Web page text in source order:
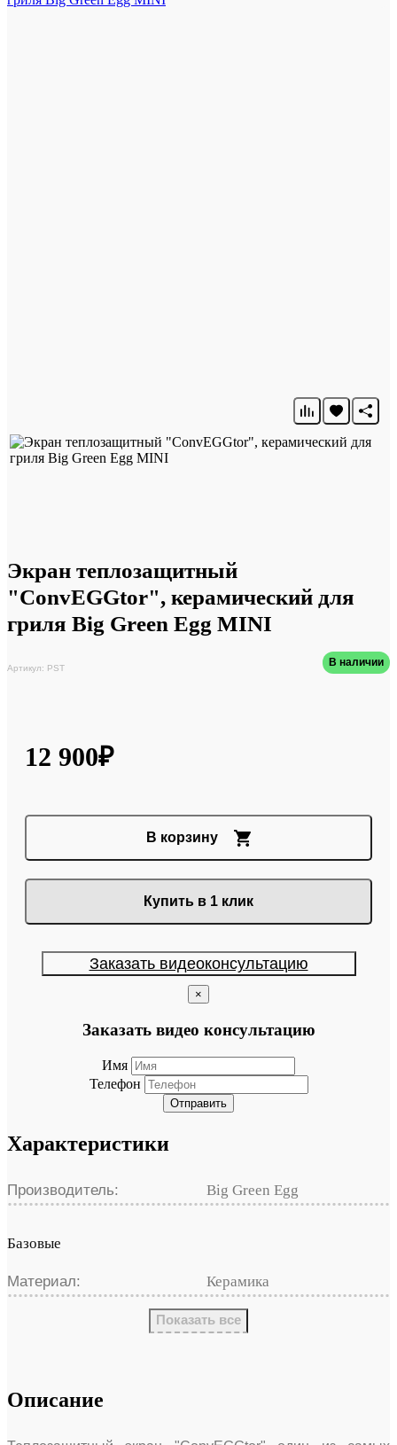
Экран теплозащитный
"ConvEGGtor", керамический для
гриля Big Green Egg MINI
Артикул: PST В наличии
12 900₽
В корзину
Купить в 1 клик
Заказать видеоконсультацию
×
Заказать видео консультацию
Имя
Телефон
Отправить
Характеристики
Производитель: Big Green Egg
Базовые
Материал: Керамика
Показать все
Описание